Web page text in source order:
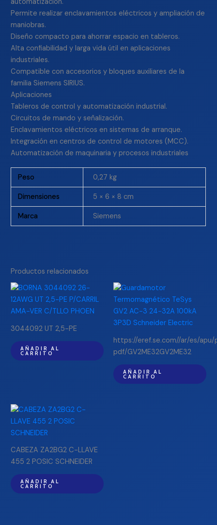
Permite realizar enclavamientos eléctricos y ampliación de
maniobras.
Diseño compacto para ahorrar espacio en tableros.
Alta confiabilidad y larga vida útil en aplicaciones
industriales.
Compatible con accesorios y bloques auxiliares de la
familia Siemens SIRIUS.
Aplicaciones
Tableros de control y automatización industrial.
Circuitos de mando y señalización.
Enclavamientos eléctricos en sistemas de arranque.
Integración en centros de control de motores (MCC).
Automatización de maquinaria y procesos industriales
Peso 0,27 kg
Dimensiones 5 × 6 × 8 cm
Marca Siemens
Productos relacionados
3044092 UT 2,5-PE
AÑADIR AL
CARRITO
https://eref.se.com//ar/es/
pdf/GV2ME32GV2ME32
AÑADIR AL
CARRITO
CABEZA ZA2BG2 C-LLAVE
455 2 POSIC SCHNEIDER
AÑADIR AL
CARRITO